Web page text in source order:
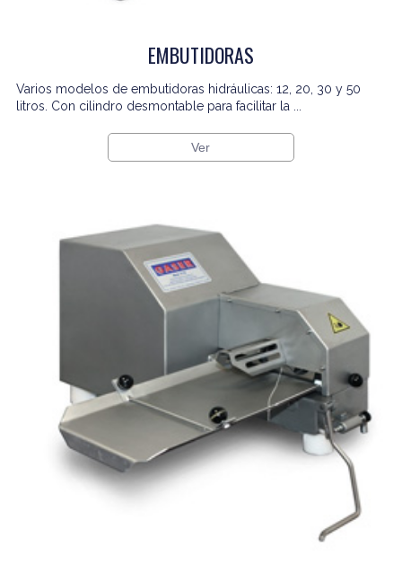
EMBUTIDORAS
Varios modelos de embutidoras hidráulicas: 12, 20, 30 y 50
litros. Con cilindro desmontable para facilitar la ...
Ver